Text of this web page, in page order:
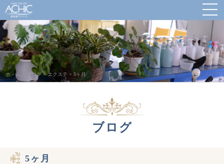
ホ－ム ブログ>エクステ >5ヶ月
ブログ
5ヶ月